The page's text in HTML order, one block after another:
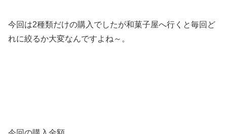
今回は2種類だけの購入でしたが和菓子屋へ行くと毎回ど
れに絞るか大変なんですよね～。